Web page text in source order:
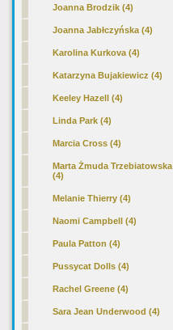
Joanna Brodzik (4)
Joanna Jabłczyńska (4)
Karolina Kurkova (4)
Katarzyna Bujakiewicz (4)
Keeley Hazell (4)
Linda Park (4)
Marcia Cross (4)
Marta Żmuda Trzebiatowska
(4)
Melanie Thierry (4)
Naomi Campbell (4)
Paula Patton (4)
Pussycat Dolls (4)
Rachel Greene (4)
Sara Jean Underwood (4)